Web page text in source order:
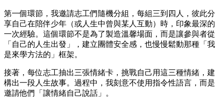
第一個環節，我邀請志工們隨機分組，每組三到四人，彼此分
享自己在陪伴少年（或人生中曾與某人互動）時，印象最深的
一次經驗。這個環節不是為了製造溫馨場面，而是讓參與者從
「自己的人生出發」，建立團體安全感，也慢慢鬆動那種「我
是來學方法的」框架。
接著，每位志工抽出三張情緒卡，挑戰自己用這三種情緒，建
構出一段人生故事。過程中，我刻意不使用指令性語言，而是
邀請他們「讓情緒自己說話」。